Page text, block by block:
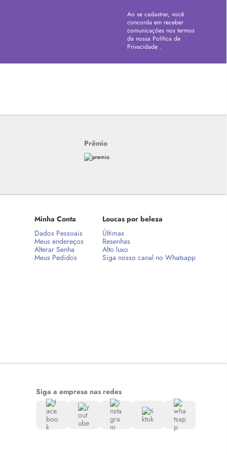
Ao se cadastrar, você
concorda em receber
comunicações nos termos
da nossa Política de
Privacidade .
Prêmio
Minha Conta
Dados Pessoais
Meus endereços
Alterar Senha
Meus Pedidos
Loucas por beleza
Últimas
Resenhas
Alto luxo
Siga nosso canal no Whatsapp
Siga a empresa nas redes